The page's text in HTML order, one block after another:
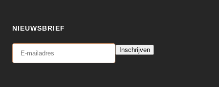
NIEUWSBRIEF
Inschrijven